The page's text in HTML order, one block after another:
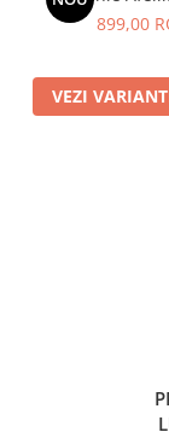
899,00
VEZI